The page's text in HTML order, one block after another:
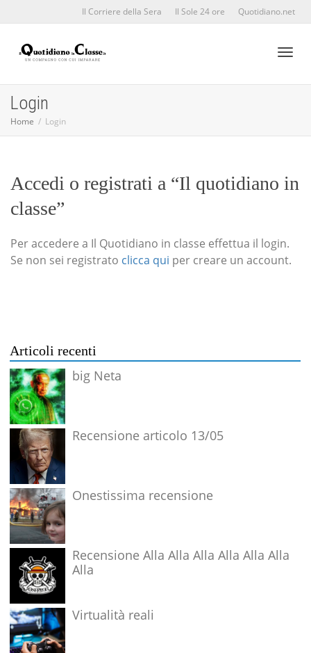
Il Corriere della Sera Il Sole 24 ore Quotidiano.net
Login
Home Login
Accedi o registrati a “Il quotidiano in
classe”
Per accedere a Il Quotidiano in classe effettua il login.
Se non sei registrato clicca qui per creare un account.
Articoli recenti
big Neta
Recensione articolo 13/05
Onestissima recensione
Recensione Alla Alla Alla Alla Alla Alla
Alla
Virtualità reali